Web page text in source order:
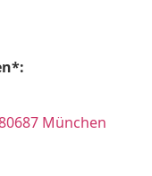
München